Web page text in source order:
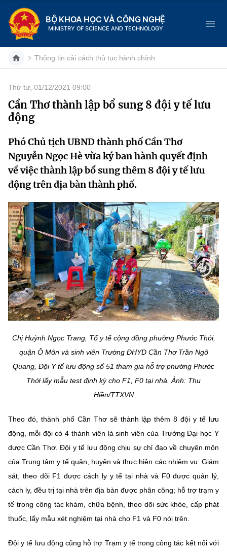
BỘ KHOA HỌC VÀ CÔNG NGHỆ
MINISTRY OF SCIENCE AND TECHNOLOGY
Danh mục
Trang chủ
Giới thiệu
Chức năng nhiệm vụ
Cơ cấu tổ chức
Lịch sử phát triển
Sở Khoa học và Công nghệ
Tin tức sự kiện
Khoa học và Công nghệ
Đổi mới sáng tạo
Chuyển đổi số
Bưu chính, Viễn thông
Sở hữu trí tuệ
Tiêu chuẩn, đo lường, chất lượng
Năng lượng nguyên tử
Tin tổng hợp
Dịch vụ công
Hệ thống văn bản
Văn bản QPPL
Văn bản chỉ đạo điều hành
Lấy ý kiến người dân về dự thảo VBQPPL
MST IOFFICE
THỐNG KÊ
Khoa học và Công nghệ
Đổi mới sáng tạo
Chuyển đổi số
Sở hữu trí tuệ
Năng lượng nguyên tử
Multimedia
THƯ ĐIỆN TỬ
Videos
Infographic
Voice
Nhiệm vụ trọng tâm
Chọn ngôn ngữ
Vietnamese English
MINISTRY OF SCIENCE AND TECHNOLOGY
Thông tin cải cách thủ tục hành chính
Thứ tư, 01/12/2021 09:00
Cần Thơ thành lập bổ sung 8 đội y tế lưu
động
Phó Chủ tịch UBND thành phố Cần Thơ
Nguyễn Ngọc Hè vừa ký ban hành quyết định
về việc thành lập bổ sung thêm 8 đội y tế lưu
động trên địa bàn thành phố.
Chị Huỳnh Ngọc Trang, Tổ y tế cộng đồng phường Phước Thới,
quận Ô Môn và sinh viên Trường ĐHYD Cần Thơ Trần Ngô
Quang, Đội Y tế lưu động số 51 tham gia hỗ trợ phường Phước
Thới lấy mẫu test định kỳ cho F1, F0 tại nhà. Ảnh: Thu
Hiền/TTXVN
Theo đó, thành phố Cần Thơ sẽ thành lập thêm 8 đội y tế lưu
động, mỗi đội có 4 thành viên là sinh viên của Trường Đại học Y
dược Cần Thơ. Đội y tế lưu động chịu sự chỉ đạo về chuyên môn
của Trung tâm y tế quận, huyện và thực hiện các nhiệm vụ: Giám
sát, theo dõi F1 được cách ly y tế tại nhà và F0 được quản lý,
cách ly, đều trị tại nhà trên địa bàn được phân công; hỗ trợ trạm y
tế trong công tác khám, chữa bệnh, theo dõi sức khỏe, cấp phát
thuốc, lấy mẫu xét nghiệm tại nhà cho F1 và F0 nói trên.
Đội y tế lưu động cũng hỗ trợ Trạm y tế trong công tác kết nối với